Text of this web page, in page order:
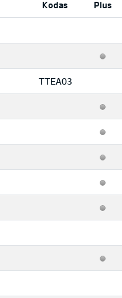
Kodas
Plus
TTEA03